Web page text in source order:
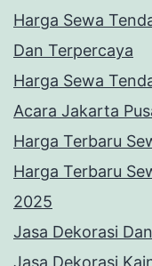
Harga Sewa
Dan Terpercaya
Harga Sewa
Acara Jakarta
Harga Terbaru
Harga Terbaru
2025
Jasa Dekorasi
Jasa Dekorasi